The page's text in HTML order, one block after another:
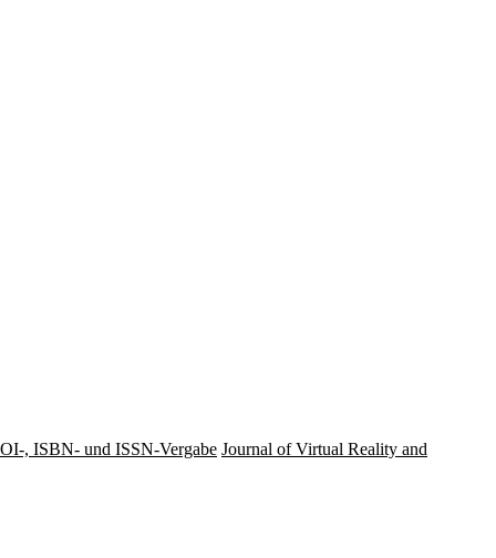
, ISBN- und ISSN-Vergabe Journal of Virtual Reality and